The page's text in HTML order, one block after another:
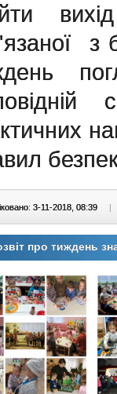
з
3-11-2018, 08:39 |
про тиждень